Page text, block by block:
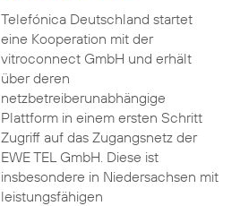
Telefónica Deutschland startet
eine Kooperation mit der
vitroconnect GmbH und erhält
über deren
netzbetreiberunabhängige
Plattform in einem ersten Schritt
Zugriff auf das Zugangsnetz der
EWE TEL GmbH. Diese ist
insbesondere in Niedersachsen mit
leistungsfähigen